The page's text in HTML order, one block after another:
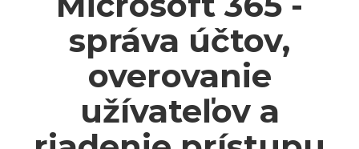
správa účtov,
overovanie
užívateľov a